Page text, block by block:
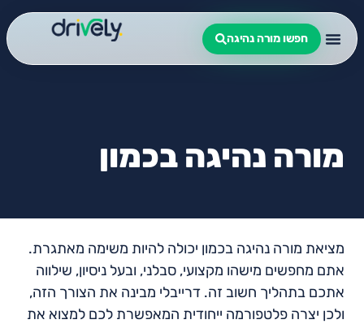
חפשו מורה נהיגה
מורה נהיגה בכמון
מציאת מורה נהיגה בכמון יכולה להיות משימה מאתגרת.
אתם מחפשים מישהו מקצועי, סבלני, ובעל ניסיון, שילווה
אתכם בתהליך חשוב זה. דרייבלי מבינה את הצורך הזה,
ולכן יצרה פלטפורמה ייחודית המאפשרת לכם למצוא את